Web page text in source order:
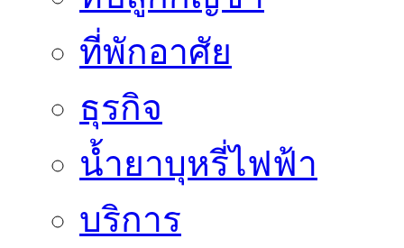
ที่พักอาศัย
ธุรกิจ
น้ำยาบุหรี่ไฟฟ้า
บริการ